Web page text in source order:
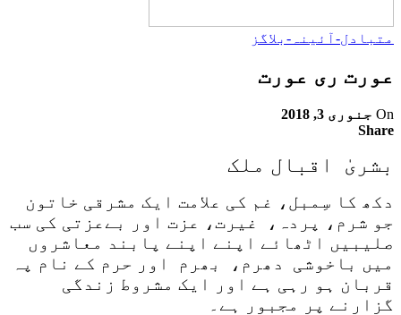
متبادل-آئینہ-بلاگز
عورت ری عورت
On جنوری 3, 2018
Share
بشریٰ اقبال ملک
دکھ کا سِمبل، غم کی علامت ایک مشرقی خاتون
جو شرم، پردہ، غیرت، عزت اور بےعزتی کی سب
صلیبیں اٹھائے اپنے اپنے پابند معاشروں
میں باخوشی دھرم، بھرم اور حرم کے نام پہ
قربان ہو رہی ہے اور ایک مشروط زندگی
گزارنے پر مجبور ہے۔